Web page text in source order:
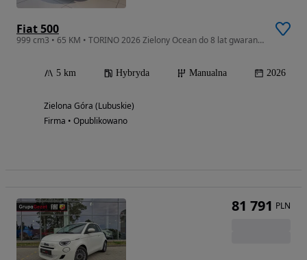
Fiat 500
999 cm3 • 65 KM • TORINO 2026 Zielony Ocean do 8 lat gwarancji
5 km Hybryda Manualna 2026
Zielona Góra (Lubuskie)
Firma • Opublikowano
81 791 PLN